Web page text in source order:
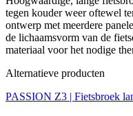
Alternatieve producten
PASSION Z3 | Fietsbroek